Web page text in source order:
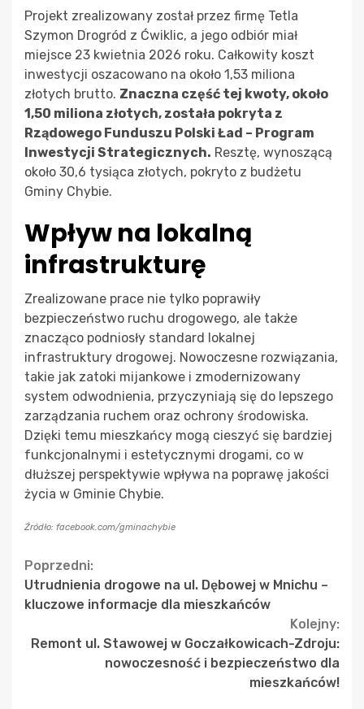
Projekt zrealizowany został przez firmę Tetla
Szymon Drogród z Ćwiklic, a jego odbiór miał
miejsce 23 kwietnia 2026 roku. Całkowity koszt
inwestycji oszacowano na około 1,53 miliona
złotych brutto. Znaczna część tej kwoty, około
1,50 miliona złotych, została pokryta z
Rządowego Funduszu Polski Ład – Program
Inwestycji Strategicznych. Resztę, wynoszącą
około 30,6 tysiąca złotych, pokryto z budżetu
Gminy Chybie.
Wpływ na lokalną
infrastrukturę
Zrealizowane prace nie tylko poprawiły
bezpieczeństwo ruchu drogowego, ale także
znacząco podniosły standard lokalnej
infrastruktury drogowej. Nowoczesne rozwiązania,
takie jak zatoki mijankowe i zmodernizowany
system odwodnienia, przyczyniają się do lepszego
zarządzania ruchem oraz ochrony środowiska.
Dzięki temu mieszkańcy mogą cieszyć się bardziej
funkcjonalnymi i estetycznymi drogami, co w
dłuższej perspektywie wpływa na poprawę jakości
życia w Gminie Chybie.
Źródło: facebook.com/gminachybie
Continue
Reading
Poprzedni:
Utrudnienia drogowe na ul. Dębowej w Mnichu –
kluczowe informacje dla mieszkańców
Kolejny:
Remont ul. Stawowej w Goczałkowicach-Zdroju:
nowoczesność i bezpieczeństwo dla
mieszkańców!